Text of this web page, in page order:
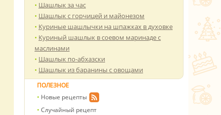
Шашлык за час
Шашлык с горчицей и майонезом
Куриные шашлычки на шпажках в духовке
Куриный шашлык в соевом маринаде с
маслинами
Шашлык по-абхазски
Шашлык из баранины с овощами
ПОЛЕЗНОЕ
Новые рецепты
Случайный рецепт